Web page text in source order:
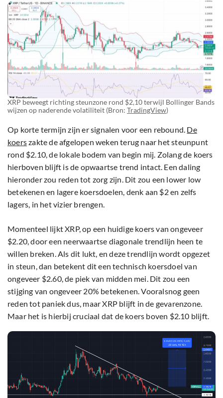
XRP beweegt richting steunzone rond $2,10 terwijl Bollinger Bands
wijzen op naderende volatiliteit (Bron: TradingView)
Op korte termijn zijn er signalen voor een rebound. De
koerszakte de afgelopen weken terug naar het steunpunt
rond $2.10, de lokale bodem van begin mij. Zolang de koers
hierboven blijft is de opwaartse trend intact. Een daling
hieronder zou reden tot zorg zijn. Dit zou een lower low
betekenen en lagere koersdoelen, denk aan $2 en zelfs
lagers, in het vizier brengen.
Momenteel lijkt XRP, op een huidige koers van ongeveer
$2.20, door een neerwaartse diagonale trendlijn heen te
willen breken. Als dit lukt, en deze trendlijn wordt opgezet
in steun, dan betekent dit een technisch koersdoel van
ongeveer $2.60, de piek van midden mei. Dit zou een
stijging van ongeveer 20% betekenen. Vooralsnog geen
reden tot paniek dus, maar XRP blijft in de gevarenzone.
Maar het is hierbij cruciaal dat de koers boven $2.10 blijft.